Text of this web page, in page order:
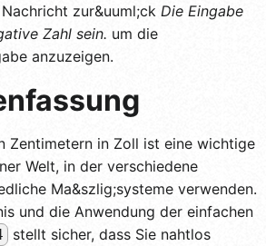
zur&uuml;ck Die Eingabe
Zahl sein. um die
anzuzeigen.
Zentimetern in Zoll ist eine wichtige
Welt, in der verschiedene
Ma&szlig;systeme verwenden.
und die Anwendung der einfachen
stellt sicher, dass Sie nahtlos